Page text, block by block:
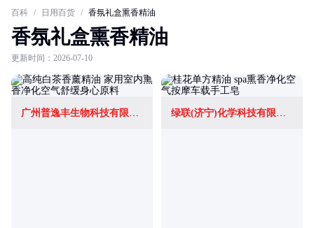
百科 / 日用百货 / 香氛礼盒熏香精油
香氛礼盒熏香精油
更新时间：2026-07-10
广州普逸丰生物科技有限公司 绿联(济宁)化学科技有限公司